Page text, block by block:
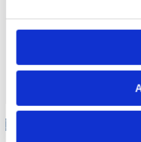
D4
8 Faye W. ♀
Hengstett